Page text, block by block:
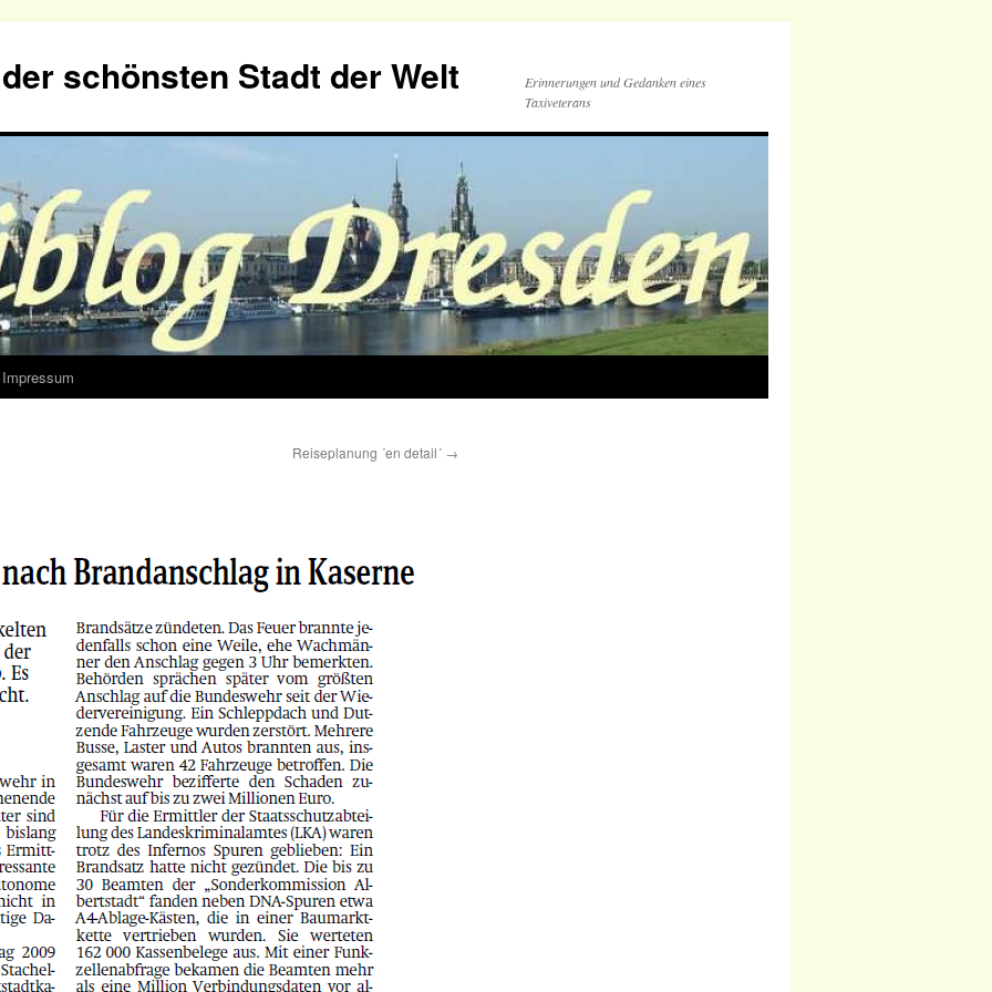
schönsten Stadt der Welt
Erinnerungen und Gedanken eines
Taxiveterans
Impressum
Reiseplanung ´en detail´ →